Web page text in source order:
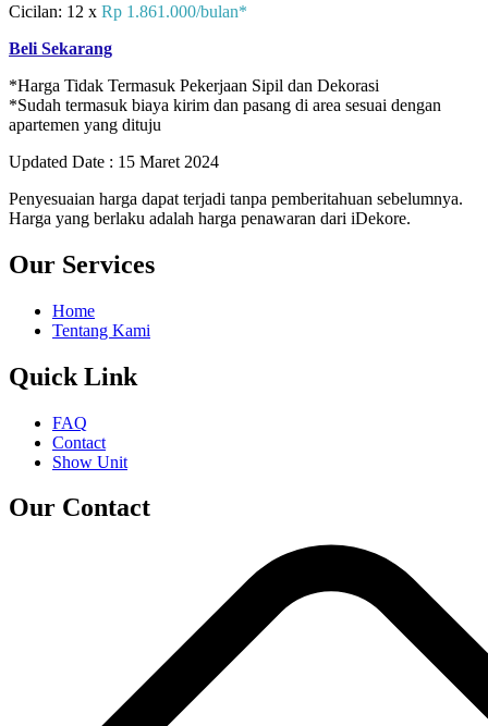
Cicilan: 12 x Rp 1.861.000/bulan*
Beli Sekarang
*Harga Tidak Termasuk Pekerjaan Sipil dan Dekorasi
*Sudah termasuk biaya kirim dan pasang di area sesuai dengan
apartemen yang dituju
Updated Date : 15 Maret 2024
Penyesuaian harga dapat terjadi tanpa pemberitahuan sebelumnya.
Harga yang berlaku adalah harga penawaran dari iDekore.
Our Services
Home
Tentang Kami
Quick Link
FAQ
Contact
Show Unit
Our Contact